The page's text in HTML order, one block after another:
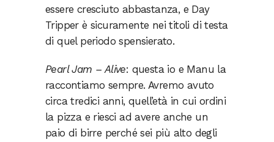
essere cresciuto abbastanza, e Day
Tripper è sicuramente nei titoli di testa
di quel periodo spensierato.
Pearl Jam – Alive: questa io e Manu la
raccontiamo sempre. Avremo avuto
circa tredici anni, quell’età in cui ordini
la pizza e riesci ad avere anche un
paio di birre perché sei più alto degli